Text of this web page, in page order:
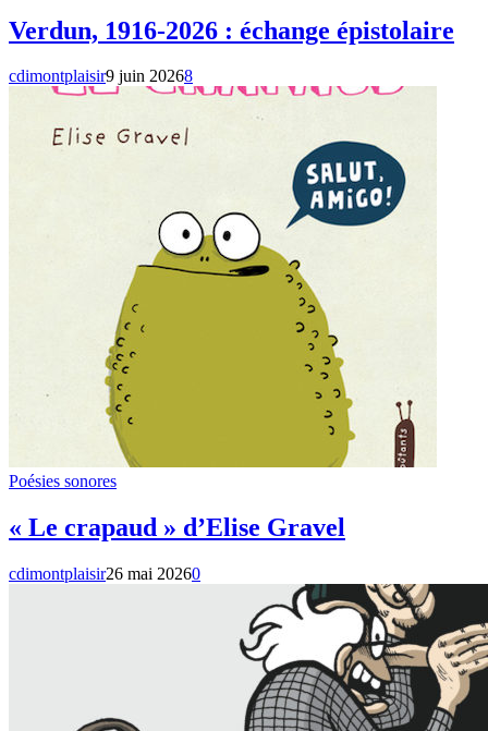
Verdun, 1916-2026 : échange épistolaire
cdimontplaisir9 juin 20268
Poésies sonores
« Le crapaud » d’Elise Gravel
cdimontplaisir26 mai 20260